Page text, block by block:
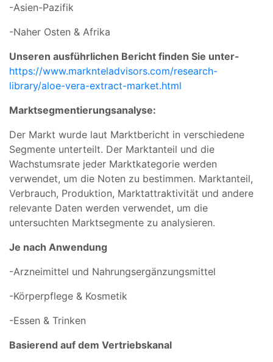
-Asien-Pazifik
-Naher Osten & Afrika
Unseren ausführlichen Bericht finden Sie unter-
https://www.marknteladvisors.com/research-
library/aloe-vera-extract-market.html
Marktsegmentierungsanalyse:
Der Markt wurde laut Marktbericht in verschiedene
Segmente unterteilt. Der Marktanteil und die
Wachstumsrate jeder Marktkategorie werden
verwendet, um die Noten zu bestimmen. Marktanteil,
Verbrauch, Produktion, Marktattraktivität und andere
relevante Daten werden verwendet, um die
untersuchten Marktsegmente zu analysieren.
Je nach Anwendung
-Arzneimittel und Nahrungsergänzungsmittel
-Körperpflege & Kosmetik
-Essen & Trinken
Basierend auf dem Vertriebskanal